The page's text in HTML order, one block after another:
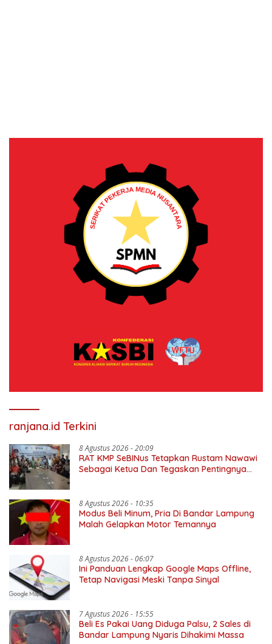
ranjana.id Terkini
8 Agustus 2026 - 20:09
RAT KMP SeBINus Tetapkan Rustam Nawawi
Sebagai Ketua Dan Tegaskan Pentingnya
8 Agustus 2026 - 10:35
Modus Beli Minum, Pria Di Bandar Lampung
Malah Gelapkan Motor Temannya
8 Agustus 2026 - 06:07
Ini Panduan Lengkap Google Maps Offline,
Tetap Navigasi Meski Tanpa Sinyal
7 Agustus 2026 - 15:55
Beli Es Pakai Uang Diduga Palsu, 2 Sales di
Bandar Lampung Nyaris Dihakimi Massa